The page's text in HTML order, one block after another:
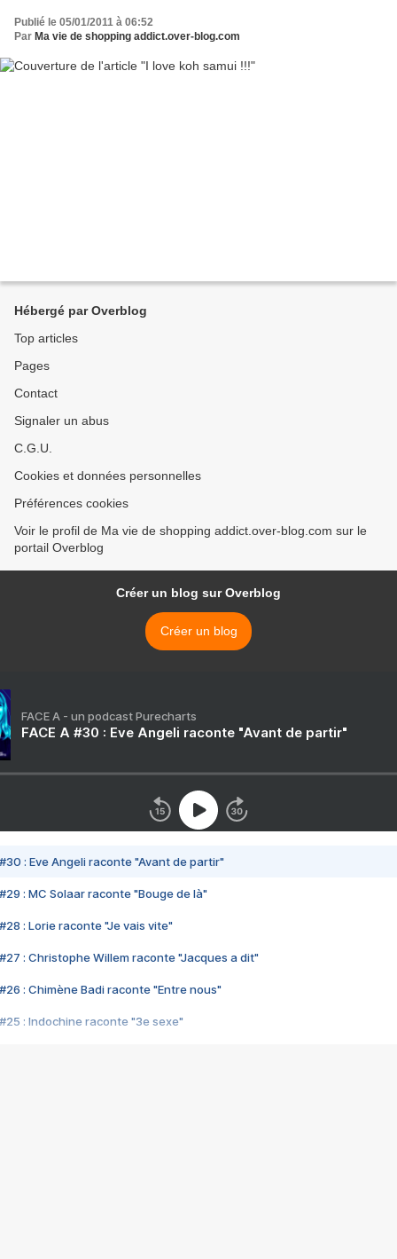
Publié le 05/01/2011 à 06:52
Par Ma vie de shopping addict.over-blog.com
Hébergé par Overblog
Top articles
Pages
Contact
Signaler un abus
C.G.U.
Cookies et données personnelles
Préférences cookies
Voir le profil de Ma vie de shopping addict.over-blog.com sur le
portail Overblog
Créer un blog sur Overblog
Créer un blog
FACE A - un podcast Purecharts
FACE A #30 : Eve Angeli raconte "Avant de partir"
#30 : Eve Angeli raconte "Avant de partir"
#29 : MC Solaar raconte "Bouge de là"
#28 : Lorie raconte "Je vais vite"
#27 : Christophe Willem raconte "Jacques a dit"
#26 : Chimène Badi raconte "Entre nous"
#25 : Indochine raconte "3e sexe"